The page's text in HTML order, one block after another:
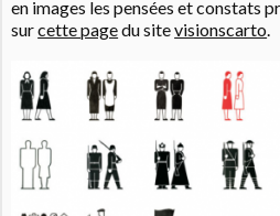
en images les pensées et constats
surcette pagedu sitevisionscarto.